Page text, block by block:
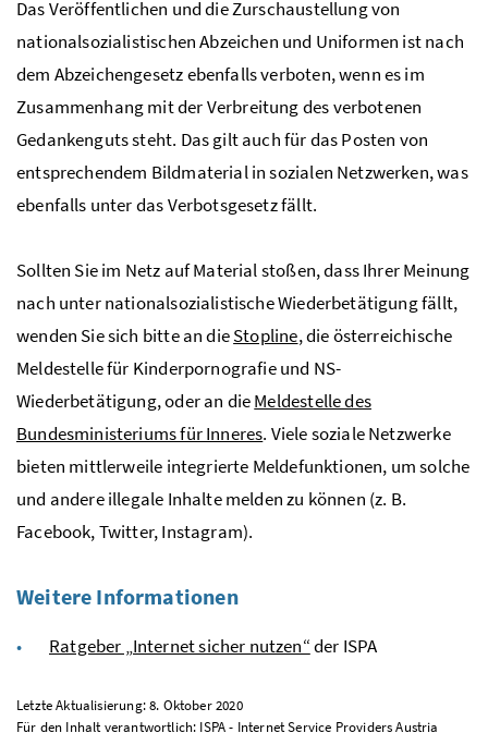
Das Veröffentlichen und die Zurschaustellung von
nationalsozialistischen Abzeichen und Uniformen ist nach
dem Abzeichengesetz ebenfalls verboten, wenn es im
Zusammenhang mit der Verbreitung des verbotenen
Gedankenguts steht. Das gilt auch für das Posten von
entsprechendem Bildmaterial in sozialen Netzwerken, was
ebenfalls unter das Verbotsgesetz fällt.
Sollten Sie im Netz auf Material stoßen, dass Ihrer Meinung
nach unter nationalsozialistische Wiederbetätigung fällt,
wenden Sie sich bitte an dieStopline, die österreichische
Meldestelle für Kinderpornografie und NS-
Wiederbetätigung, oder an dieMeldestelle des
Bundesministeriums für Inneres. Viele soziale Netzwerke
bieten mittlerweile integrierte Meldefunktionen, um solche
und andere illegale Inhalte melden zu können (z. B.
Facebook, Twitter, Instagram).
Weitere Informationen
Ratgeber „Internet sicher nutzen“der ISPA
Letzte Aktualisierung: 8. Oktober 2020
Für den Inhalt verantwortlich: ISPA - Internet Service Providers Austria